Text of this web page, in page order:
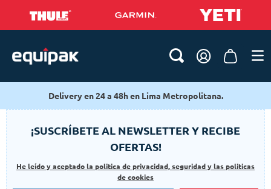
Delivery en 24 a 48h en Lima Metropolitana.
¡SUSCRÍBETE AL NEWSLETTER Y RECIBE
OFERTAS!
He leído y aceptado la politica de privacidad, seguridad y las politicas
de cookies